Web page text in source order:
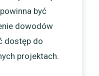
być
dowodów
dostęp do
projektach.